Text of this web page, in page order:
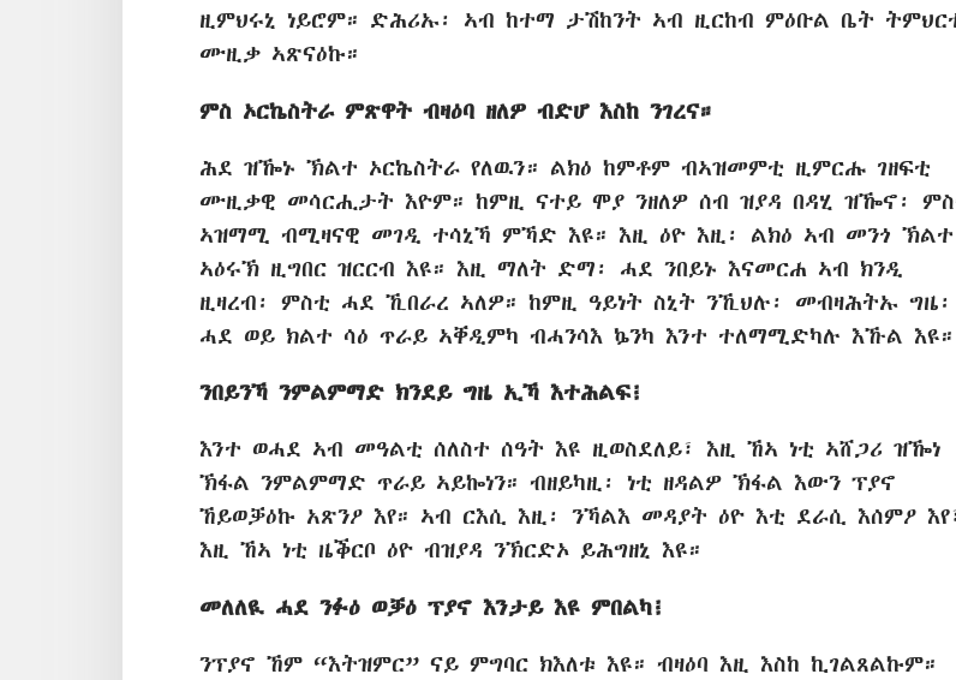
ዚምህሩኒ ነይሮም። ድሕሪኡ፡ ኣብ ከተማ ታሽከንት ኣብ ዚርከብ ምዕቡል ቤት
ሙዚቃ ኣጽናዕኩ።
ምስ ኦርኬስትራ ምጽዋት ብዛዕባ ዘለዎ ብድሆ እስከ ንገረና።
ሕደ ዝዀኑ ኽልተ ኦርኬስትራ የለዉን። ልክዕ ከምቶም ብኣዝመምቲ ዚምርሑ ገዘፍቲ
ሙዚቃዊ መሳርሒታት እዮም። ከምዚ ናተይ ሞያ ንዘለዎ ሰብ ዝያዳ በዳሂ ዝዀኖ፡
ኣዝማሚ ብሚዛናዊ መገዲ ተሳኒኻ ምኻድ እዩ። እዚ ዕዮ እዚ፡ ልክዕ ኣብ መንጎ ኽልተ
ኣዕሩኽ ዚግበር ዝርርብ እዩ። እዚ ማለት ድማ፡ ሓደ ንበይኑ እናመርሐ ኣብ ክንዲ
ዚዛረብ፡ ምስቲ ሓደ ኺበራረ ኣለዎ። ከምዚ ዓይነት ስኒት ንኺህሉ፡ መብዛሕትኡ ግዜ፡
ሓደ ወይ ክልተ ሳዕ ጥራይ ኣቐዲምካ ብሓንሳእ ኴንካ እንተ ተለማሚድካሉ እኹል እዩ።
ንበይንኻ ንምልምማድ ክንደይ ግዜ ኢኻ እተሕልፍ፧
እንተ ወሓደ ኣብ መዓልቲ ሰለስተ ሰዓት እዩ ዚወስደለይ፣ እዚ ኸኣ ነቲ ኣሸጋሪ ዝዀነ
ኽፋል ንምልምማድ ጥራይ ኣይኰነን። ብዘይካዚ፡ ነቲ ዘዳልዎ ኽፋል እውን ፕያኖ
ኸይወቓዕኩ አጽንዖ እየ። ኣብ ርእሲ እዚ፡ ንኻልእ መዳያት ዕዮ እቲ ደራሲ እሰምዖ
እዚ ኸኣ ነቲ ዜቕርቦ ዕዮ ብዝያዳ ንኽርድኦ ይሕግዘኒ እዩ።
መለለዪ ሓደ ንፉዕ ወቓዕ ፕያኖ እንታይ እዩ ምበልካ፧
ንፕያኖ ኸም “እትዝምር” ናይ ምግባር ክእለቱ እዩ። ብዛዕባ እዚ እስከ ኪገልጸልኩም።